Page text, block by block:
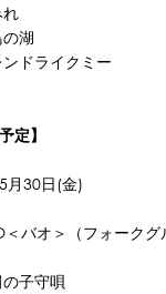
れ
湖
イクミー
定】
月30日(金)
バオ＞（フォークグ
子守唄